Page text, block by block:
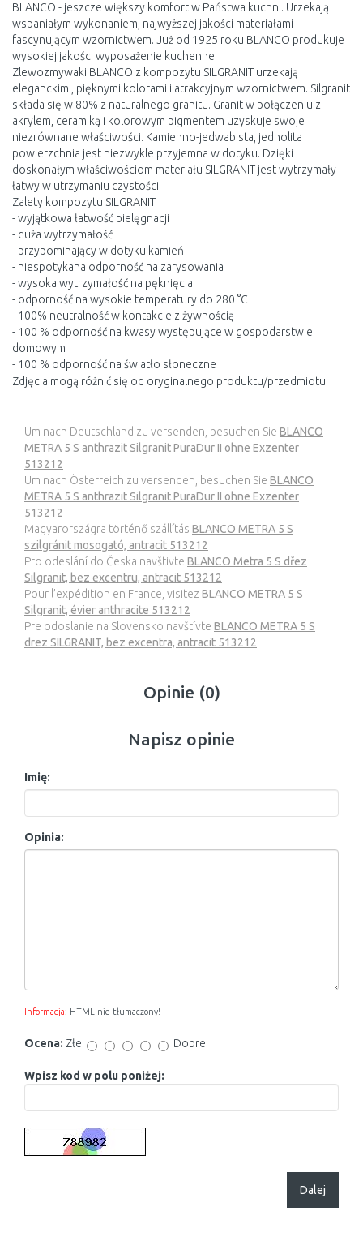
BLANCO - jeszcze większy komfort w Państwa kuchni. Urzekają
wspaniałym wykonaniem, najwyższej jakości materiałami i
fascynującym wzornictwem. Już od 1925 roku BLANCO produkuje
wysokiej jakości wyposażenie kuchenne.
Zlewozmywaki BLANCO z kompozytu SILGRANIT urzekają
eleganckimi, pięknymi kolorami i atrakcyjnym wzornictwem. Silgranit
składa się w 80% z naturalnego granitu. Granit w połączeniu z
akrylem, ceramiką i kolorowym pigmentem uzyskuje swoje
niezrównane właściwości. Kamienno-jedwabista, jednolita
powierzchnia jest niezwykle przyjemna w dotyku. Dzięki
doskonałym właściwościom materiału SILGRANIT jest wytrzymały i
łatwy w utrzymaniu czystości.
Zalety kompozytu SILGRANIT:
- wyjątkowa łatwość pielęgnacji
- duża wytrzymałość
- przypominający w dotyku kamień
- niespotykana odporność na zarysowania
- wysoka wytrzymałość na pęknięcia
- odporność na wysokie temperatury do 280 °C
- 100% neutralność w kontakcie z żywnością
- 100 % odporność na kwasy występujące w gospodarstwie
domowym
- 100 % odporność na światło słoneczne
Zdjęcia mogą różnić się od oryginalnego produktu/przedmiotu.
Um nach Deutschland zu versenden, besuchen Sie BLANCO
METRA 5 S anthrazit Silgranit PuraDur II ohne Exzenter
513212
Um nach Österreich zu versenden, besuchen Sie BLANCO
METRA 5 S anthrazit Silgranit PuraDur II ohne Exzenter
513212
Magyarországra történő szállítás BLANCO METRA 5 S
szilgránit mosogató, antracit 513212
Pro odeslání do Česka navštivte BLANCO Metra 5 S dřez
Silgranit, bez excentru, antracit 513212
Pour l’expédition en France, visitez BLANCO METRA 5 S
Silgranit, évier anthracite 513212
Pre odoslanie na Slovensko navštívte BLANCO METRA 5 S
drez SILGRANIT, bez excentra, antracit 513212
Opinie (0)
Napisz opinie
Imię:
Opinia:
Informacja: HTML nie tłumaczony!
Ocena: Złe Dobre
Wpisz kod w polu poniżej:
Dalej